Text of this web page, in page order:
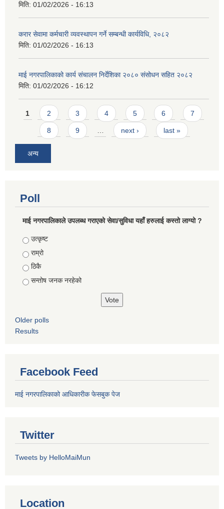
मिति: 01/02/2026 - 16:13
करार सेवामा कर्मचारी व्यवस्थापन गर्ने सम्बन्धी कार्यविधि, २०८२
मिति: 01/02/2026 - 16:13
माई नगरपालिकाको कार्य संचालन निर्देशिका २०८० संसोधन सहित २०८२
मिति: 01/02/2026 - 16:12
Pages
1 2 3 4 5 6 7
8 9 next › last »
अन्य
Poll
माई नगरपालिकाले उपलब्ध गराएको सेवा/सुविधा यहाँ हरुलाई कस्तो लाग्यो ?
Choices
उत्कृष्ट
राम्रो
ठिकै
सन्तोष जनक नरहेको
Older polls
Results
Facebook Feed
माई नगरपालिकाको आधिकारीक फेसबुक पेज
Twitter
Tweets by HelloMaiMun
Location